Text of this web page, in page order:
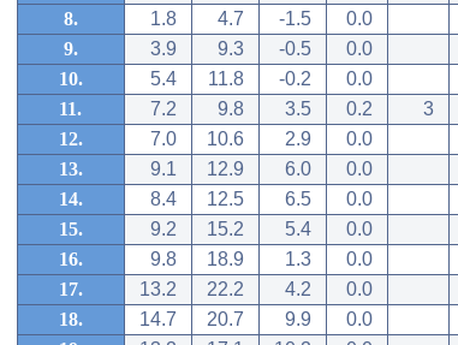
8.
1.8 4.7 -1.5 0.0
9.
3.9 9.3 -0.5 0.0
10.
5.4 11.8 -0.2 0.0
11.
7.2 9.8 3.5 0.2 3
12.
7.0 10.6 2.9 0.0
13.
9.1 12.9 6.0 0.0
14.
8.4 12.5 6.5 0.0
15.
9.2 15.2 5.4 0.0
16.
9.8 18.9 1.3 0.0
17.
13.2 22.2 4.2 0.0
18.
14.7 20.7 9.9 0.0